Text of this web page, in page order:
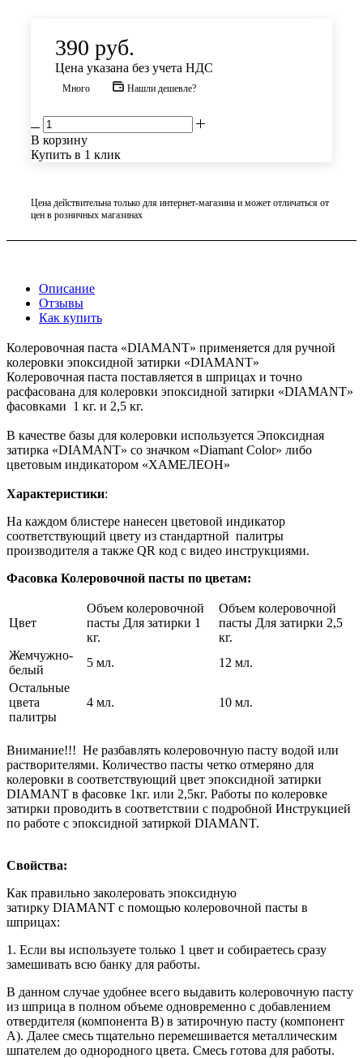
390 руб.
Цена указана без учета НДС
Много Нашли дешевле?
В корзину
Купить в 1 клик
Цена действительна только для интернет-магазина и может отличаться от
цен в розничных магазинах
Описание
Отзывы
Как купить
Колеровочная паста «DIAMANT» применяется для ручной
колеровки эпоксидной затирки «DIAMANT»
Колеровочная паста поставляется в шприцах и точно
расфасована для колеровки эпоксидной затирки «DIAMANT»
фасовками 1 кг. и 2,5 кг.
В качестве базы для колеровки используется Эпоксидная
затирка «DIAMANT» со значком «Diamant Color» либо
цветовым индикатором «ХАМЕЛЕОН»
Характеристики:
На каждом блистере нанесен цветовой индикатор
соответствующий цвету из стандартной палитры
производителя а также QR код с видео инструкциями.
Фасовка Колеровочной пасты по цветам:
Цвет
Объем колеровочной
пасты Для затирки 1
кг.
Объем колеровочной
пасты Для затирки 2,5
кг.
Жемчужно-
белый
5 мл.
12 мл.
Остальные
цвета
палитры
4 мл. 10 мл.
Внимание!!! Не разбавлять колеровочную пасту водой или
растворителями. Количество пасты четко отмеряно для
колеровки в соответствующий цвет эпоксидной затирки
DIAMANT в фасовке 1кг. или 2,5кг. Работы по колеровке
затирки проводить в соответствии с подробной Инструкцией
по работе с эпоксидной затиркой DIAMANT.
Свойства:
Как правильно заколеровать эпоксидную
затирку DIAMANT с помощью колеровочной пасты в
шприцах:
1. Если вы используете только 1 цвет и собираетесь сразу
замешивать всю банку для работы.
В данном случае удобнее всего выдавить колеровочную пасту
из шприца в полном объеме одновременно с добавлением
отвердителя (компонента В) в затирочную пасту (компонент
А). Далее смесь тщательно перемешивается металлическим
шпателем до однородного цвета. Смесь готова для работы.